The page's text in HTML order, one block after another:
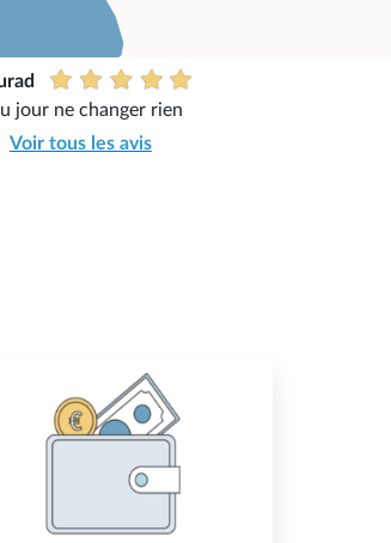
jour ne changer rien
Voir tous les avis